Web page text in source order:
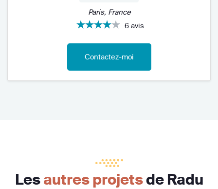
Paris, France
6 avis
Contactez-moi
Lesautres projetsde Radu